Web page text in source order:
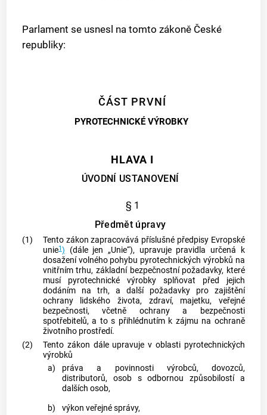
Parlament se usnesl na tomto zákoně České
republiky:
ČÁST PRVNÍ
PYROTECHNICKÉ VÝROBKY
HLAVA I
ÚVODNÍ USTANOVENÍ
§ 1
Předmět úpravy
(1)
Tento zákon zapracovává příslušné předpisy Evropské
unie1) (dále jen „Unie“), upravuje pravidla určená k
dosažení volného pohybu pyrotechnických výrobků na
vnitřním trhu, základní bezpečnostní požadavky, které
musí pyrotechnické výrobkysplňovat před jejich
dodáním na trh, a další požadavky pro zajištění
ochrany lidského života, zdraví, majetku, veřejné
bezpečnosti, včetně ochrany a bezpečnosti
spotřebitelů, a to s přihlédnutím k zájmu na ochraně
životního prostředí.
(2)
Tento zákon dále upravuje v oblasti pyrotechnických
výrobků
a)
práva a povinnosti výrobců, dovozců,
distributorů, osob s odbornou způsobilostía
dalších osob,
b)
výkon veřejné správy,